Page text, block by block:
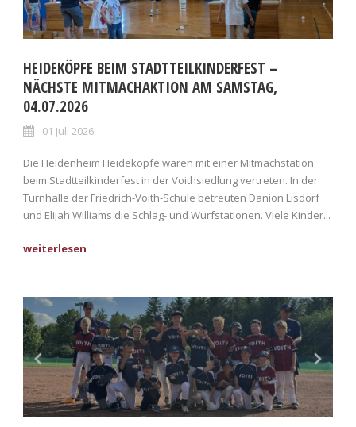
HEIDEKÖPFE BEIM STADTTEILKINDERFEST –
NÄCHSTE MITMACHAKTION AM SAMSTAG,
04.07.2026
01 Juli 2026
Die Heidenheim Heideköpfe waren mit einer Mitmachstation
beim Stadtteilkinderfest in der Voithsiedlung vertreten. In der
Turnhalle der Friedrich-Voith-Schule betreuten Danion Lisdorf
und Elijah Williams die Schlag- und Wurfstationen. Viele Kinder...